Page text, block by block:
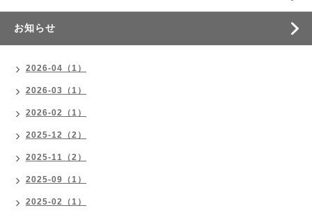
お知らせ
2026-04（1）
2026-03（1）
2026-02（1）
2025-12（2）
2025-11（2）
2025-09（1）
2025-02（1）